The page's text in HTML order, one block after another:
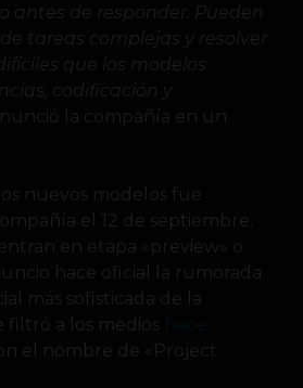
antes de responder. Pueden
tareas complejas y resolver
que los modelos
codificación y
anunció la compañía en un
nuevos modelos fue
el 12 de septiembre.
en etapa «preview» o
hace oficial la rumorada
más sofisticada de la
filtró a los medios
el nombre de «Project